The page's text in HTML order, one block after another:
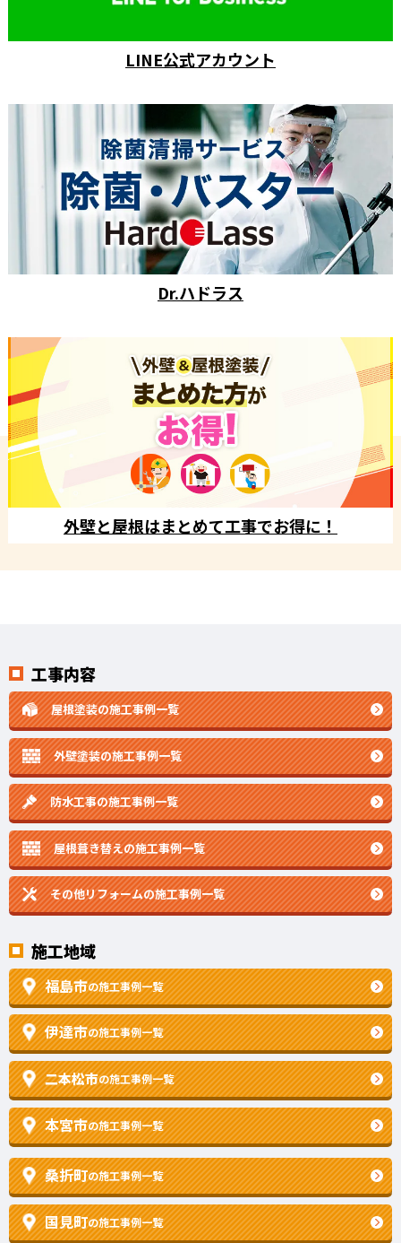
LINE公式アカウント
Dr.ハドラス
外壁と屋根はまとめて工事でお得に！
工事内容
屋根塗装の施工事例一覧
外壁塗装の施工事例一覧
防水工事の施工事例一覧
屋根葺き替えの施工事例一覧
その他リフォームの施工事例一覧
施工地域
福島市の施工事例一覧
伊達市の施工事例一覧
二本松市の施工事例一覧
本宮市の施工事例一覧
桑折町の施工事例一覧
国見町の施工事例一覧